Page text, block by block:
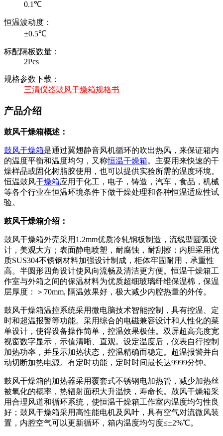
0.1℃
恒温波动度：
±0.5℃
标配隔板数量：
2Pcs
规格参数下载：
三清仪器鼓风干燥箱规格书
产品介绍
鼓风干燥箱概述：
鼓风干燥箱是通过翼翅静音风机循环的吹出热风，来保证箱内
的温度平衡和温度均匀，又称恒温干燥箱。主要用来快速的干
燥样品或固化树脂胶使用，也可以提供实验所需的温度环境。
恒温鼓风干燥箱应用于化工，电子，铸造，汽车，食品，机械
等各个行业在恒温环境条件下做干燥处理和各种恒温适应性试
验。
鼓风干燥箱介绍：
鼓风干燥箱外壳采用1.2mm优质冷轧钢板制造，流线型圆弧设
计，美观大方；表面静电喷塑，耐腐蚀，耐刮擦；内胆采用优
质SUS304不锈钢材料加强设计制成，柜体牢固耐用，承重性
高。半圆形四角设计使风向流畅及清洁更方便。恒温干燥箱工
作室与外箱之间的保温材料为优质超细玻璃纤维保温棉，保温
层厚度：＞70mm, 隔温效果好，极大减少内腔热量的外传。
鼓风干燥箱温控系统采用微电脑技术智能控制，具有控温、定
时和超温报警等功能。采用综合的电磁兼容设计和人性化的菜
单设计，使得设备操作简单，控温效果极佳。双屏超高亮度宽
视窗数字显示，示值清晰、直观。设定温度后，仪表自行控制
加热功率，并显示加热状态，控温精确而稳定。超温报警并自
动切断加热电源。有定时功能，定时时间最长达9999分钟。
鼓风干燥箱的加热器采用覆套式不锈钢电加热管，减少加热丝
被氧化的概率，热辐射面积大升温快，寿命长。鼓风干燥箱采
用合理风道和循环系统，使恒温干燥箱工作室内温度均匀性良
好；鼓风干燥箱采用高性能电机及风叶，具有空气对流微风装
置，内腔空气可以更新循环，箱内温度均匀度≤±2%℃。